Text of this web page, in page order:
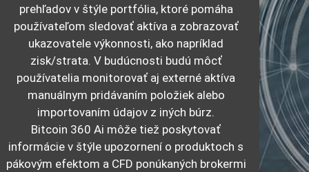
prehľadov v štýle portfólia, ktoré pomáha
používateľom sledovať aktíva a zobrazovať
ukazovatele výkonnosti, ako napríklad
zisk/strata. V budúcnosti budú môcť
používatelia monitorovať aj externé aktíva
manuálnym pridávaním položiek alebo
importovaním údajov z iných búrz.
Bitcoin 360 Ai môže tiež poskytovať
informácie v štýle upozornení o produktoch s
pákovým efektom a CFD ponúkaných brokermi